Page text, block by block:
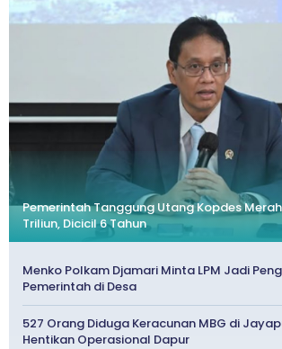
Pemerintah Tanggung Utang Kopdes
Triliun, Dicicil 6 Tahun
Menko Polkam Djamari Minta LPM Jadi
Pemerintah di Desa
527 Orang Diduga Keracunan MBG di
Hentikan Operasional Dapur